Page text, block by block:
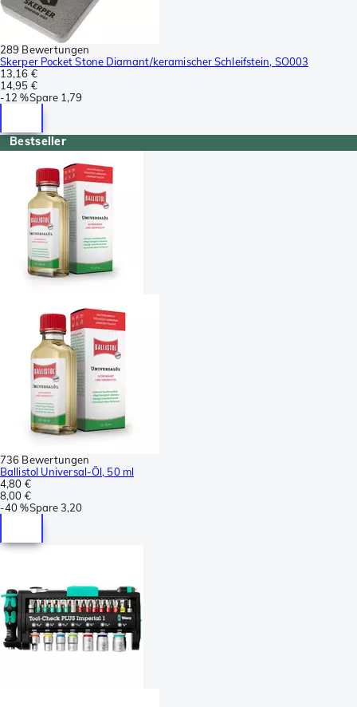
289 Bewertungen
Skerper Pocket Stone Diamant/keramischer Schleifstein, SO003
13,16 €
14,95 €
-12 %Spare 1,79
Bestseller
736 Bewertungen
Ballistol Universal-Öl, 50 ml
4,80 €
8,00 €
-40 %Spare3,20